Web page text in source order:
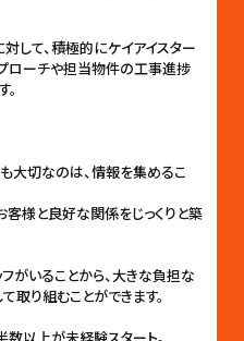
して、積極的にケイアイスター
ローチや担当物件の工事進捗
大切なのは、情報を集めるこ
様と良好な関係をじっくりと築
がいることから、大きな負担な
取り組むことができます。
数以上が未経験スタート。